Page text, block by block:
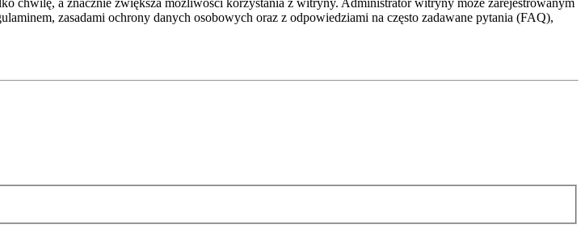
chwilę, a znacznie zwiększa możliwości korzystania z witryny. Administrator witryny może zarejestrowanym
zasadami ochrony danych osobowych oraz z odpowiedziami na często zadawane pytania (FAQ),